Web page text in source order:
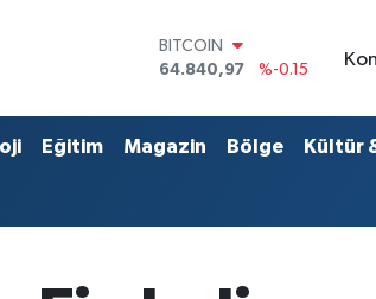
DOLAR
47,7436
%0.18
55,2510
%0.32
STERLİN
Eğitim Magazin Bölge Kültür